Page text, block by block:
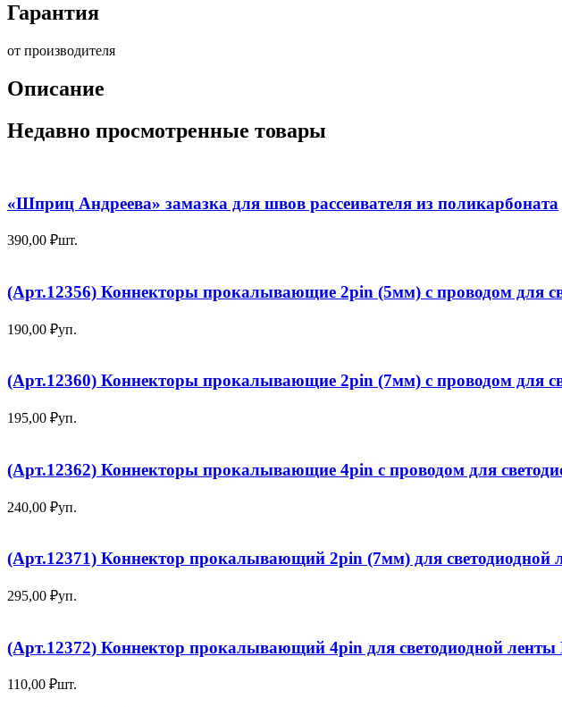
Гарантия
от производителя
Описание
Недавно просмотренные товары
«Шприц Андреева» замазка для швов рассеивателя из поликарбоната
390,00 ₽шт.
(Арт.12356) Коннекторы прокалывающие 2pin (5мм) с проводом для
190,00 ₽уп.
(Арт.12360) Коннекторы прокалывающие 2pin (7мм) с проводом для
195,00 ₽уп.
(Арт.12362) Коннекторы прокалывающие 4pin с проводом для
240,00 ₽уп.
(Арт.12371) Коннектор прокалывающий 2pin (7мм) для светодиодной
295,00 ₽уп.
(Арт.12372) Коннектор прокалывающий 4pin для светодиодной
110,00 ₽шт.